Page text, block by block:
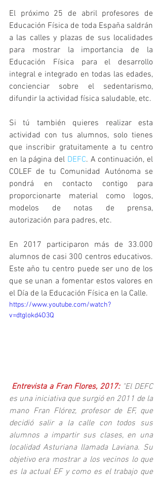
El próximo 25 de abril profesores de
Educación Física de toda España saldrán
a las calles y plazas de sus localidades
para mostrar la importancia de la
Educación Física para el desarrollo
integral e integrado en todas las edades,
concienciar sobre el sedentarismo,
difundir la actividad física saludable, etc.
Si tú también quieres realizar esta
actividad con tus alumnos, solo tienes
que inscribir gratuitamente a tu centro
en la página del DEFC. A continuación, el
COLEF de tu Comunidad Autónoma se
pondrá en contacto contigo para
proporcionarte material como logos,
modelos de notas de prensa,
autorización para padres, etc.
En 2017 participaron más de 33.000
alumnos de casi 300 centros educativos.
Este año tu centro puede ser uno de los
que se unan a fomentar estos valores en
el Día de la Educación Física en la Calle.
https://www.youtube.com/watch?
v=dtglokd4O3Q
Entrevista a Fran Flores, 2017: "El DEFC
es una iniciativa que surgió en 2011 de la
mano Fran Flórez, profesor de EF, que
decidió salir a la calle con todos sus
alumnos a impartir sus clases, en una
localidad Asturiana llamada Laviana. Su
objetivo era mostrar a los vecinos lo que
es la actual EF y como es el trabajo que